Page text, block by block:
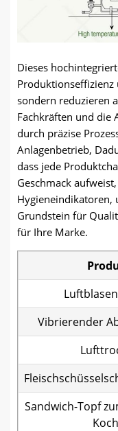
Dieses
Produktionseffizienz
sondern reduzieren
Fachkräften und die
durch präzise
Anlagenbetrieb,
dass jede
Geschmack
Hygieneindikatoren,
Grundstein für
für Ihre Marke.
Vibrierender
Sandwich-Topf